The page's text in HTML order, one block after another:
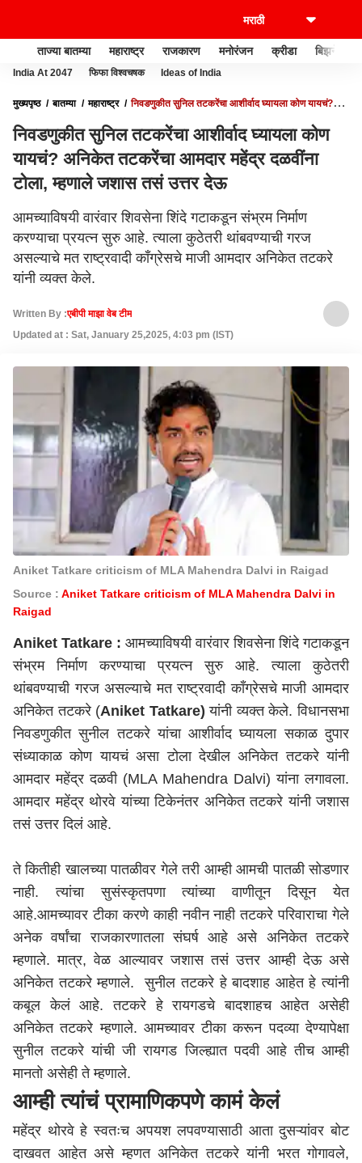
ताज्या बातम्या महाराष्ट्र राजकारण मनोरंजन क्रीडा बिझनेस
India At 2047 फिफा विश्वचषक Ideas of India
मुख्यपृष्ठ बातम्या महाराष्ट्र
निवडणुकीत सुनिल तटकरेंचा आशीर्वाद घ्यायला कोण यायचं?
निवडणुकीत सुनिल तटकरेंचा आशीर्वाद घ्यायला कोण
यायचं? अनिकेत तटकरेंचा आमदार महेंद्र दळवींना
टोला, म्हणाले जशास तसं उत्तर देऊ
आमच्याविषयी वारंवार शिवसेना शिंदे गटाकडून संभ्रम निर्माण
करण्याचा प्रयत्न सुरु आहे. त्याला कुठेतरी थांबवण्याची गरज
असल्याचे मत राष्ट्रवादी काँग्रेसचे माजी आमदार अनिकेत तटकरे
यांनी व्यक्त केले.
Written By :एबीपी माझा वेब टीम
Updated at : Sat, January 25,2025, 4:03 pm (IST)
Aniket Tatkare criticism of MLA Mahendra Dalvi in Raigad
Source : Aniket Tatkare criticism of MLA Mahendra Dalvi in
Raigad
Aniket Tatkare : आमच्याविषयी वारंवार शिवसेना शिंदे गटाकडून
संभ्रम निर्माण करण्याचा प्रयत्न सुरु आहे. त्याला कुठेतरी
थांबवण्याची गरज असल्याचे मत राष्ट्रवादी काँग्रेसचे माजी आमदार
अनिकेत तटकरे (Aniket Tatkare) यांनी व्यक्त केले. विधानसभा
निवडणुकीत सुनील तटकरे यांचा आशीर्वाद घ्यायला सकाळ दुपार
संध्याकाळ कोण यायचं असा टोला देखील अनिकेत तटकरे यांनी
आमदार महेंद्र दळवी (MLA Mahendra Dalvi) यांना लगावला.
आमदार महेंद्र थोरवे यांच्या टिकेनंतर अनिकेत तटकरे यांनी जशास
तसं उत्तर दिलं आहे.
ते कितीही खालच्या पातळीवर गेले तरी आम्ही आमची पातळी सोडणार
नाही. त्यांचा सुसंस्कृतपणा त्यांच्या वाणीतून दिसून येत
आहे.आमच्यावर टीका करणे काही नवीन नाही तटकरे परिवाराचा गेले
अनेक वर्षांचा राजकारणातला संघर्ष आहे असे अनिकेत तटकरे
म्हणाले. मात्र, वेळ आल्यावर जशास तसं उत्तर आम्ही देऊ असे
अनिकेत तटकरे म्हणाले. सुनील तटकरे हे बादशाह आहेत हे त्यांनी
कबूल केलं आहे. तटकरे हे रायगडचे बादशाहच आहेत असेही
अनिकेत तटकरे म्हणाले. आमच्यावर टीका करून पदव्या देण्यापेक्षा
सुनील तटकरे यांची जीरायगडजिल्ह्यात पदवी आहे तीच आम्ही
मानतो असेही ते म्हणाले.
आम्ही त्यांचं प्रामाणिकपणे कामं केलं
महेंद्र थोरवे हे स्वतःच अपयश लपवण्यासाठी आता दुसऱ्यांवर बोट
दाखवत आहेत असे म्हणत अनिकेत तटकरे यांनी भरत गोगावले,